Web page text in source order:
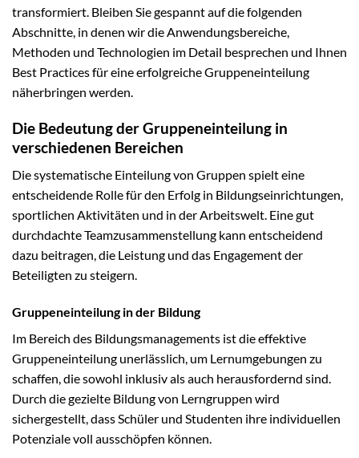
transformiert. Bleiben Sie gespannt auf die folgenden
Abschnitte, in denen wir die Anwendungsbereiche,
Methoden und Technologien im Detail besprechen und Ihnen
Best Practices für eine erfolgreiche Gruppeneinteilung
näherbringen werden.
Die Bedeutung der Gruppeneinteilung in
verschiedenen Bereichen
Die systematische Einteilung von Gruppen spielt eine
entscheidende Rolle für den Erfolg in Bildungseinrichtungen,
sportlichen Aktivitäten und in der Arbeitswelt. Eine gut
durchdachte Teamzusammenstellung kann entscheidend
dazu beitragen, die Leistung und das Engagement der
Beteiligten zu steigern.
Gruppeneinteilung in der Bildung
Im Bereich des Bildungsmanagements ist die effektive
Gruppeneinteilung unerlässlich, um Lernumgebungen zu
schaffen, die sowohl inklusiv als auch herausfordernd sind.
Durch die gezielte Bildung von Lerngruppen wird
sichergestellt, dass Schüler und Studenten ihre individuellen
Potenziale voll ausschöpfen können.